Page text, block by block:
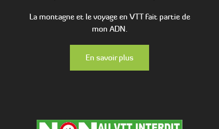
La montagne et le voyage en VTT fait partie de
mon ADN.
En savoir plus